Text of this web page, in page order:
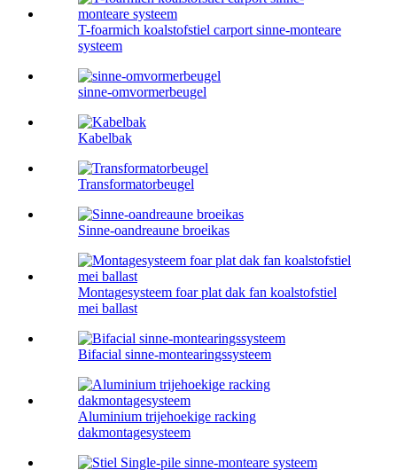
T-foarmich koalstofstiel carport sinne-monteare
systeem
sinne-omvormerbeugel
Kabelbak
Transformatorbeugel
Sinne-oandreaune broeikas
Montagesysteem foar plat dak fan koalstofstiel
mei ballast
Bifacial sinne-montearingssysteem
Aluminium trijehoekige racking
dakmontagesysteem